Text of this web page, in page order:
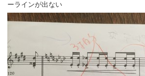
ーラインが出ない